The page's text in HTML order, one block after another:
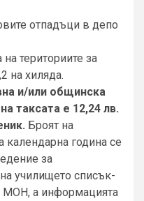
отпадъци в депо
териториите за
на хиляда.
и/или общинска
таксата е 12,24 лв.
Броят на
календарна година се
за
училището списък-
МОН, а информацията